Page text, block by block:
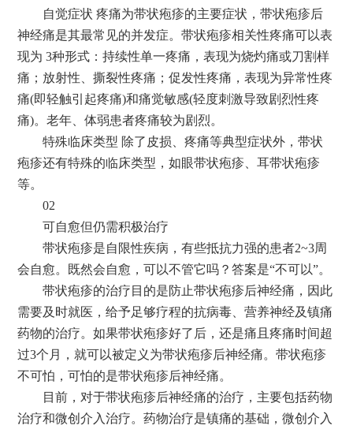
自觉症状 疼痛为带状疱疹的主要症状，带状疱疹后
神经痛是其最常见的并发症。带状疱疹相关性疼痛可以表
现为 3种形式：持续性单一疼痛，表现为烧灼痛或刀割样
痛；放射性、撕裂性疼痛；促发性疼痛，表现为异常性疼
痛(即轻触引起疼痛)和痛觉敏感(轻度刺激导致剧烈性疼
痛)。老年、体弱患者疼痛较为剧烈。
特殊临床类型 除了皮损、疼痛等典型症状外，带状
疱疹还有特殊的临床类型，如眼带状疱疹、耳带状疱疹
等。
02
可自愈但仍需积极治疗
带状疱疹是自限性疾病，有些抵抗力强的患者2~3周
会自愈。既然会自愈，可以不管它吗？答案是“不可以”。
带状疱疹的治疗目的是防止带状疱疹后神经痛，因此
需要及时就医，给予足够疗程的抗病毒、营养神经及镇痛
药物的治疗。如果带状疱疹好了后，还是痛且疼痛时间超
过3个月，就可以被定义为带状疱疹后神经痛。带状疱疹
不可怕，可怕的是带状疱疹后神经痛。
目前，对于带状疱疹后神经痛的治疗，主要包括药物
治疗和微创介入治疗。药物治疗是镇痛的基础，微创介入